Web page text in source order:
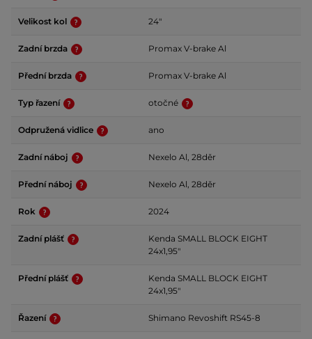
Velikost kol 24"
Zadní brzda Promax V-brake Al
Přední brzda Promax V-brake Al
Typ řazení otočné
Odpružená vidlice ano
Zadní náboj Nexelo Al, 28děr
Přední náboj Nexelo Al, 28děr
Rok 2024
Zadní plášť
Kenda SMALL BLOCK EIGHT
24x1,95"
Přední plášť
Kenda SMALL BLOCK EIGHT
24x1,95"
Řazení Shimano Revoshift RS45-8